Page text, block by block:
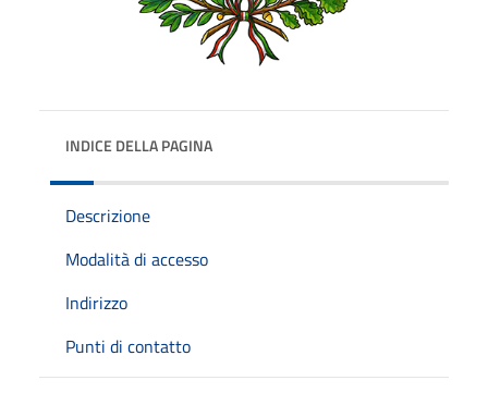
INDICE DELLA PAGINA
Descrizione
Modalità di accesso
Indirizzo
Punti di contatto